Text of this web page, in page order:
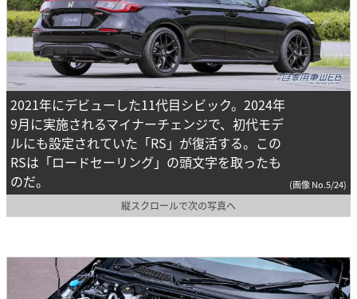
2021年にデビューした11代目シビック。2024年
9月に実施されるマイナーチェンジで、初代モデ
ルにも設定されていた「RS」が復活する。この
RSは「ロードセーリング」の頭文字を取ったも
のだ。
(画像 No.5/24)
縦スクロールで次の写真へ